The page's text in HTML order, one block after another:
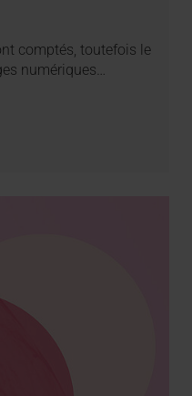
comptés, toutefois le
numériques…